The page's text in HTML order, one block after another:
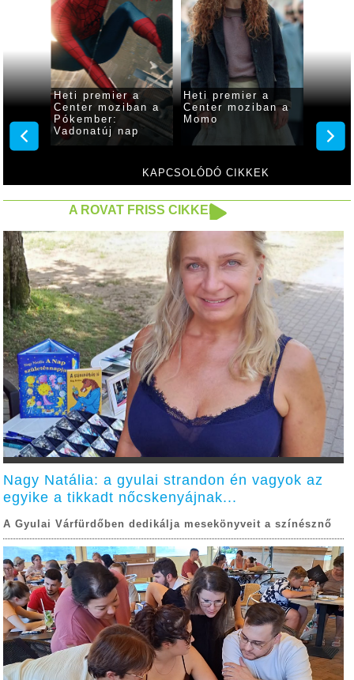
KAPCSOLÓDÓ CIKKEK
a
Heti premier a
Center moziban a
Pókember:
Vadonatúj nap
Heti premier a
Center moziban a
Momo
Heti
A ROVAT FRISS CIKKEI
Nagy Natália: a gyulai strandon én vagyok az
egyike a tikkadt nőcskenyájnak...
A Gyulai Várfürdőben dedikálja mesekönyveit a színésznő